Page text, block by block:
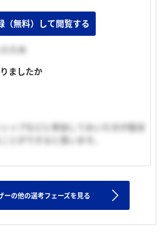
ため
ましたか
ップなどに参加しておいた方が就活
とができると思います。
（無料）して閲覧する
ーの他の選考フェーズを見る